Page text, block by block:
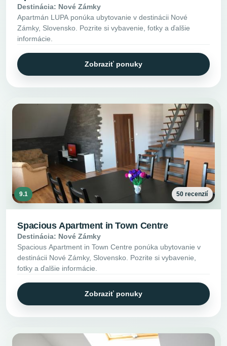
Destinácia: Nové Zámky
Apartmán LUPA ponúka ubytovanie v destinácii Nové
Zámky, Slovensko. Pozrite si vybavenie, fotky a ďalšie
informácie.
Zobraziť ponuky
9.1 50 recenzií
Spacious Apartment in Town Centre
Destinácia: Nové Zámky
Spacious Apartment in Town Centre ponúka ubytovanie v
destinácii Nové Zámky, Slovensko. Pozrite si vybavenie,
fotky a ďalšie informácie.
Zobraziť ponuky